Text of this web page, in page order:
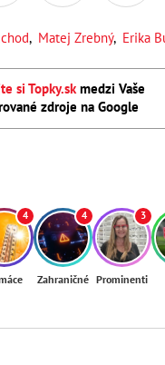
, Matej Zrebný, Erika
si Topky.skmedzi Vaše
zdroje na Google
4 4
Zahraničné
3
Prominenti